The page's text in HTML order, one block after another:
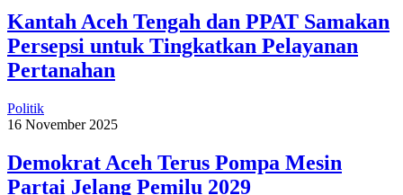
Kantah Aceh Tengah dan PPAT Samakan
Persepsi untuk Tingkatkan Pelayanan
Pertanahan
Politik
16 November 2025
Demokrat Aceh Terus Pompa Mesin
Partai Jelang Pemilu 2029